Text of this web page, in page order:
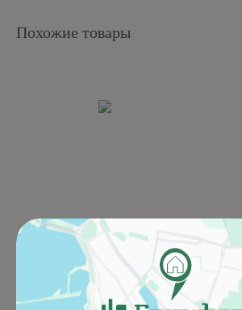
Похожие товары
Фибропанель NATURA